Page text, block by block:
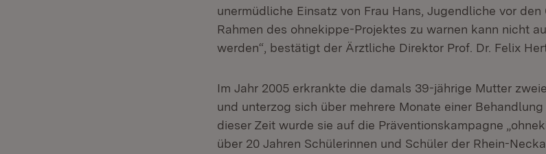
unermüdliche Einsatz von Frau Hans, Jugendliche vor
Rahmen des ohnekippe-Projektes zu warnen kann nicht
werden“, bestätigt der Ärztliche Direktor Prof. Dr. Felix
Im Jahr 2005 erkrankte die damals 39-jährige Mutter
und unterzog sich über mehrere Monate einer
dieser Zeit wurde sie auf die Präventionskampagne
über 20 Jahren Schülerinnen und Schüler der Rhein-